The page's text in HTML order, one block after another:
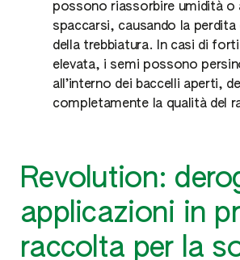
possono riassorbire umidità o
spaccarsi, causando la perdita
della trebbiatura. In casi di
elevata, i semi possono
all’interno dei baccelli aperti,
completamente la qualità del
Revolution:
applicazioni in
raccolta per la